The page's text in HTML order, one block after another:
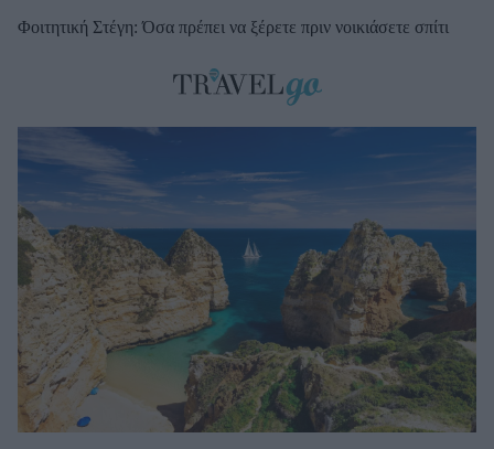
Φοιτητική Στέγη: Όσα πρέπει να ξέρετε πριν νοικιάσετε σπίτι